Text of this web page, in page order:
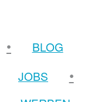
•
BLOG
JOBS •